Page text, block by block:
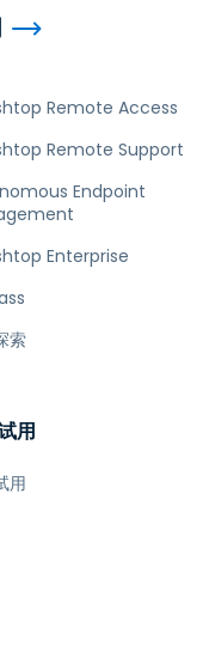
Remote Access
Remote Support
Endpoint
Enterprise
索
用
用